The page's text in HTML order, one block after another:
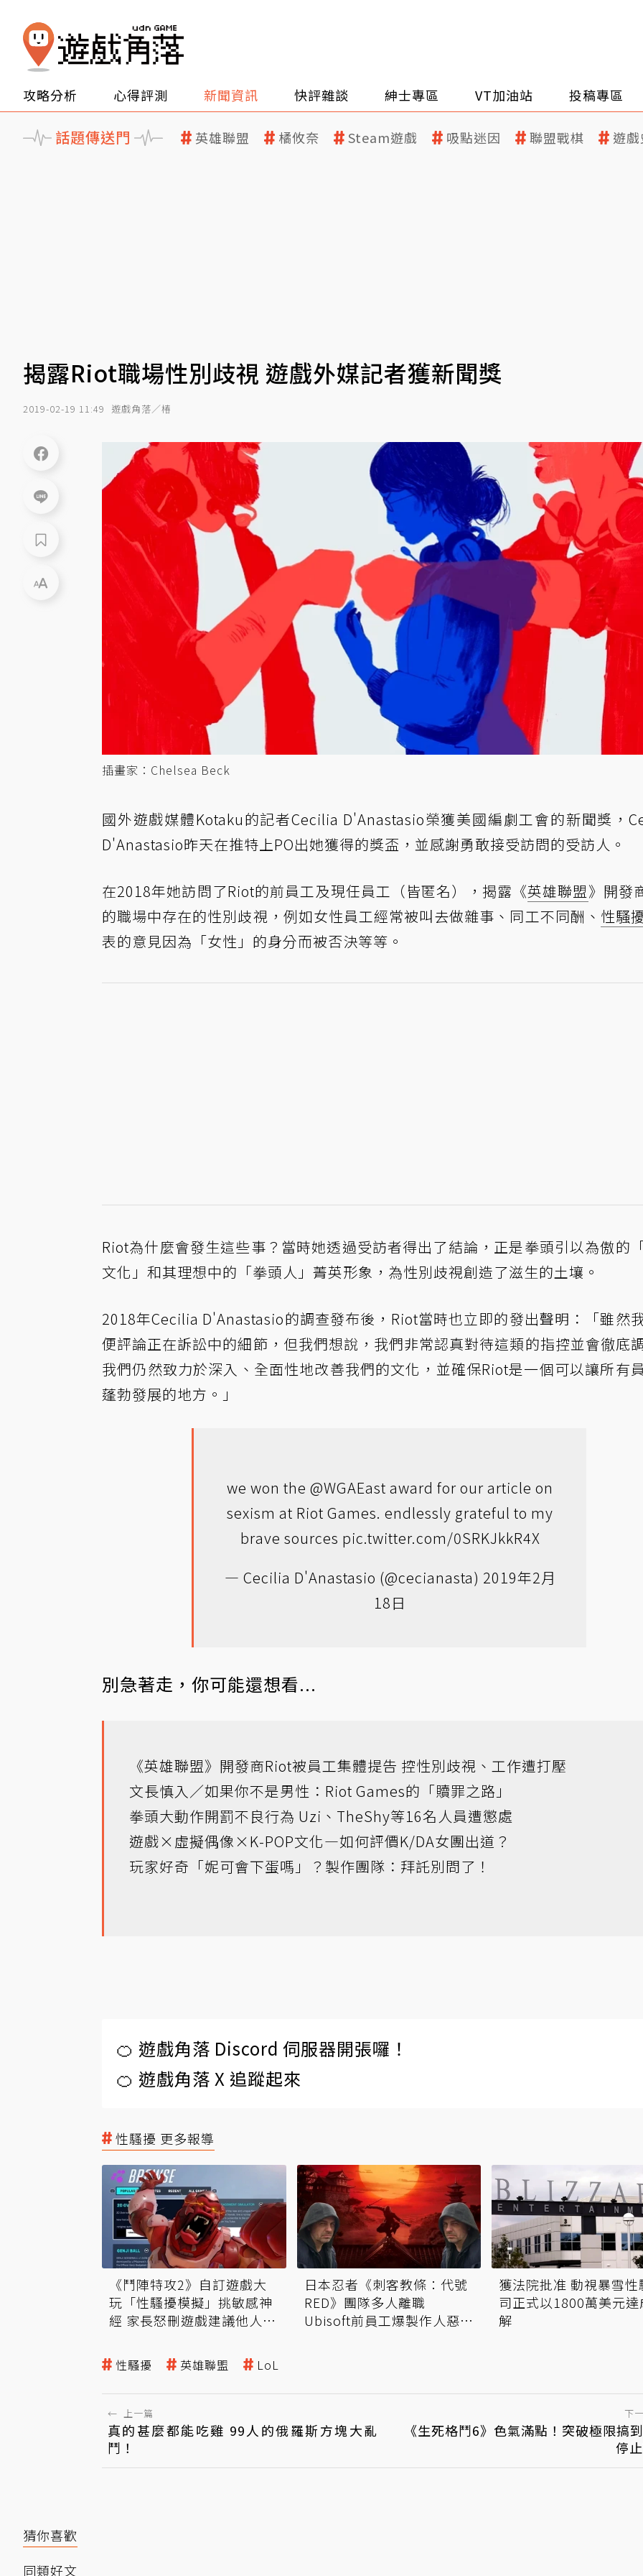
攻略分析 心得評測 新聞資訊 快評雜談 紳士專區 VT加油站 投稿專區
話題傳送門 英雄聯盟 橘攸奈 Steam遊戲 吸點迷因 聯盟戰棋 遊
揭露Riot職場性別歧視 遊戲外媒記者獲新聞獎
2019-02-19 11:49 遊戲角落／椿
插畫家：Chelsea Beck
國外遊戲媒體Kotaku的記者Cecilia D'Anastasio榮獲美國編劇工會的新聞獎，
D'Anastasio昨天在推特上PO出她獲得的獎盃，並感謝勇敢接受訪問的受訪人。
在2018年她訪問了Riot的前員工及現任員工（皆匿名），揭露《英雄聯盟》開發
的職場中存在的性別歧視，例如女性員工經常被叫去做雜事、同工不同酬、 性騷
表的意見因為「女性」的身分而被否決等等。
Riot為什麼會發生這些事？當時她透過受訪者得出了結論，正是拳頭引以為傲的
文化」和其理想中的「拳頭人」菁英形象，為性別歧視創造了滋生的土壤。
2018年Cecilia D'Anastasio的調查發布後，Riot當時也立即的發出聲明：「雖然
便評論正在訴訟中的細節，但我們想說，我們非常認真對待這類的指控並會徹底
我們仍然致力於深入、全面性地改善我們的文化，並確保Riot是一個可以讓所有
蓬勃發展的地方。」
we won the @WGAEast award for our article on
sexism at Riot Games. endlessly grateful to my
brave sources pic.twitter.com/0SRKJkkR4X
— Cecilia D'Anastasio (@cecianasta) 2019年2月
18日
別急著走，你可能還想看...
《英雄聯盟》開發商Riot被員工集體提告 控性別歧視、工作遭打壓
文長慎入／如果你不是男性：Riot Games的「贖罪之路」
拳頭大動作開罰不良行為 Uzi、TheShy等16名人員遭懲處
遊戲×虛擬偶像×K-POP文化—如何評價K/DA女團出道？
玩家好奇「妮可會下蛋嗎」？製作團隊：拜託別問了！
🍊 遊戲角落 Discord 伺服器開張囉！
🍊 遊戲角落 X 追蹤起來
性騷擾 更多報導
《鬥陣特攻2》自訂遊戲大
玩「性騷擾模擬」挑敏感神
經 家長怒刪遊戲建議他人跟
日本忍者《刺客教條：代號
RED》團隊多人離職
Ubisoft前員工爆製作人惡劣
獲法院批准 動視暴雪性
司正式以1800萬美元達
解
性騷擾 英雄聯盟 LoL
← 上一篇
真的甚麼都能吃雞 99人的俄羅斯方塊大亂
鬥！
下
《生死格鬥6》色氣滿點！突破極限搞
停
猜你喜歡
同類好文